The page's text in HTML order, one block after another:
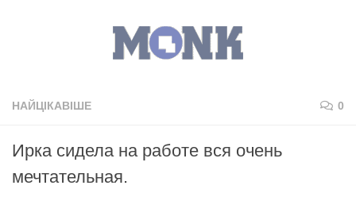
НАЙЦІКАВІШЕ 0
Ирка сидела на работе вся очень
мечтательная.